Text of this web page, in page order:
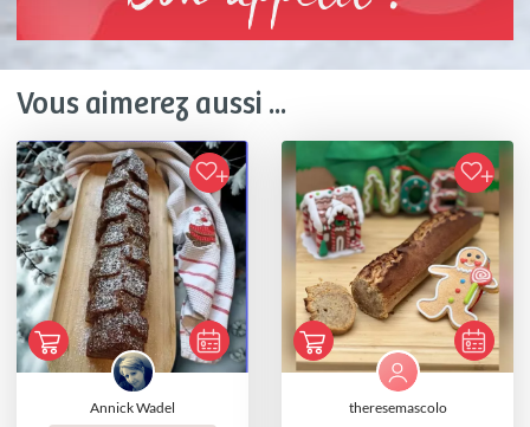
Vous aimerez aussi ...
Annick Wadel theresemascolo